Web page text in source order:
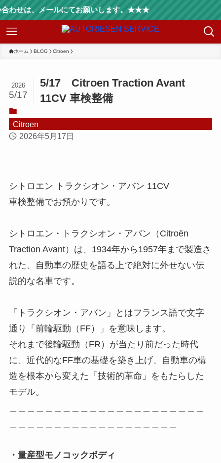
、メールにてお願いします。★★★
ホーム BLOG Citroen
5/17 Citroen Traction Avant
11CV 車検整備
2026
5/17
Citroen
2026年5月17日
シトロエン トラクシオン・アバン 11CV
車検整備でお預かりです。
シトロエン・トラクシオン・アバン（Citroën
Traction Avant）は、1934年から1957年まで製造さ
れた、自動車の歴史を語る上で絶対に外せない伝
説的な名車です。
「トラクシオン・アバン」とはフランス語で文字
通り「前輪駆動（FF）」を意味します。
それまで後輪駆動（FR）が当たり前だった時代
に、近代的なFF車の基礎を築き上げ、自動車の構
造を根本から変えた「技術的革命」をもたらした
モデル。
・量産型モノコックボディ